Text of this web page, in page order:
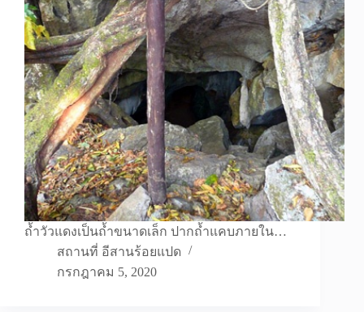
ถ้ำวัวแดงเป็นถ้ำขนาดเล็ก ปากถ้ำแคบภายใน…
สถานที่ อีสานร้อยแปด
กรกฎาคม 5, 2020